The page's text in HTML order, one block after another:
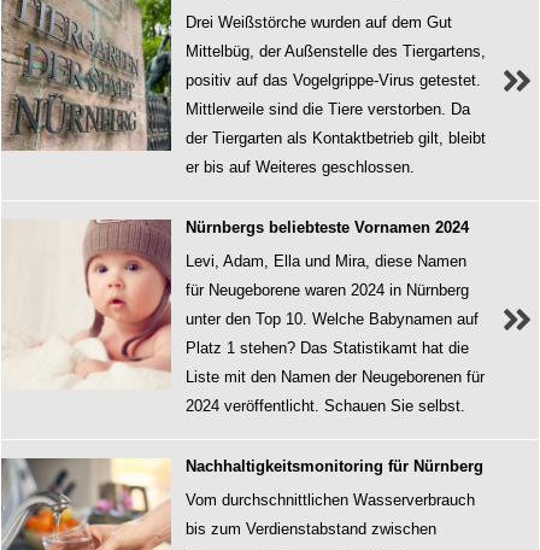
Drei Weißstörche wurden auf dem Gut
Mittelbüg, der Außenstelle des Tiergartens,
positiv auf das Vogelgrippe-Virus getestet.
Mittlerweile sind die Tiere verstorben. Da
der Tiergarten als Kontaktbetrieb gilt, bleibt
er bis auf Weiteres geschlossen.
Nürnbergs beliebteste Vornamen 2024
Levi, Adam, Ella und Mira, diese Namen
für Neugeborene waren 2024 in Nürnberg
unter den Top 10. Welche Babynamen auf
Platz 1 stehen? Das Statistikamt hat die
Liste mit den Namen der Neugeborenen für
2024 veröffentlicht. Schauen Sie selbst.
Nachhaltigkeitsmonitoring für Nürnberg
Vom durchschnittlichen Wasserverbrauch
bis zum Verdienstabstand zwischen